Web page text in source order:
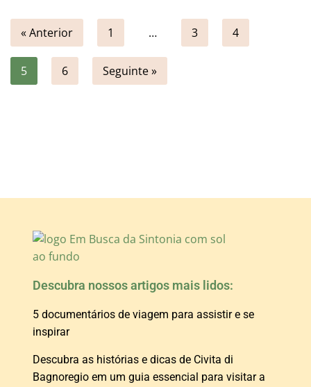
« Anterior 1 … 3 4
5 6 Seguinte »
Descubra nossos artigos mais lidos:
5 documentários de viagem para assistir e se
inspirar
Descubra as histórias e dicas de Civita di
Bagnoregio em um guia essencial para visitar a